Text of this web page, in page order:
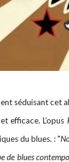
séduisant cet
efficace. L’opus
du blues. : "
de blues